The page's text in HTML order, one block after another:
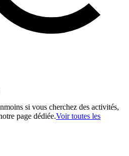
si vous cherchez des activités,
page dédiée.Voir toutes les